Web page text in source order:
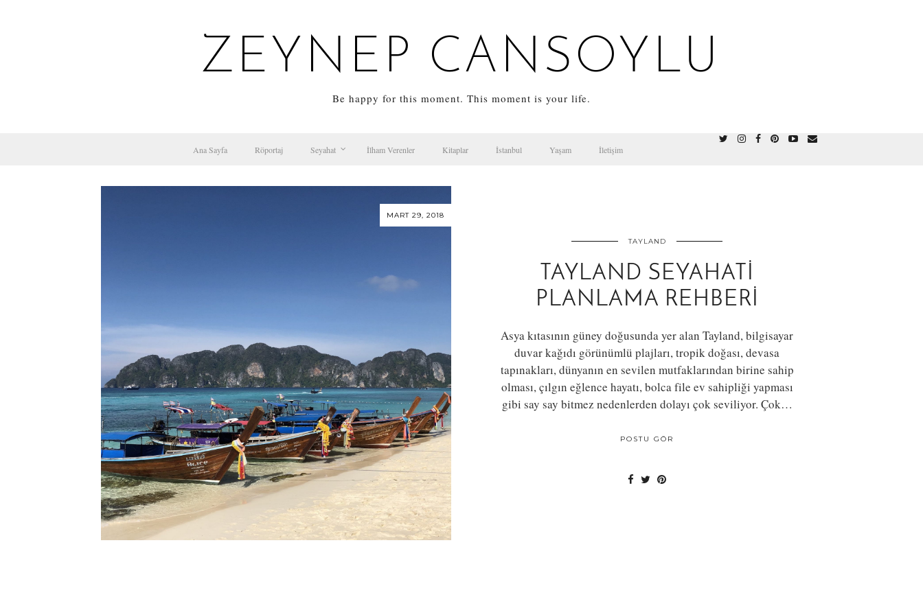
ZEYNEP CANSOYLU
Be happy for this moment. This moment is your life.
Ana Sayfa Röportaj Seyahat İlham Verenler Kitaplar İstanbul Yaşam İletişim
MART 29, 2018
TAYLAND
TAYLAND SEYAHATI
PLANLAMA REHBERI
Asya kıtasının güney doğusunda yer alan Tayland, bilgisayar
duvar kağıdı görünümlü plajları, tropik doğası, devasa
tapınakları, dünyanın en sevilen mutfaklarından birine sahip
olması, çılgın eğlence hayatı, bolca file ev sahipliği yapması
gibi say say bitmez nedenlerden dolayı çok seviliyor. Çok…
POSTU GÖR